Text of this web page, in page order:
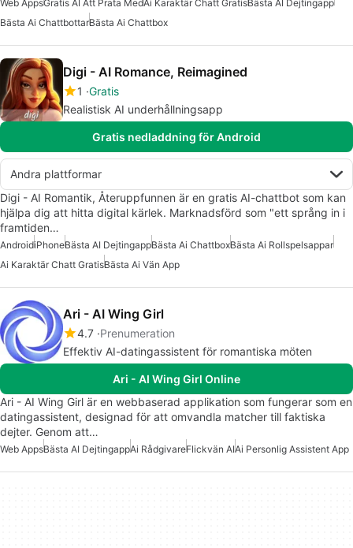
Web AppsGratis AI Att Prata MedAi Karaktär Chatt GratisBästa AI Dejtingapp
Bästa Ai ChattbottarBästa Ai Chattbox
Digi - AI Romance, Reimagined
1 Gratis
Realistisk AI underhållningsapp
Gratis nedladdning för Android
Andra plattformar
Digi - AI Romantik, Återuppfunnen är en gratis AI-chattbot som kan
hjälpa dig att hitta digital kärlek. Marknadsförd som "ett språng in i
framtiden…
AndroidiPhoneBästa AI DejtingappBästa Ai ChattboxBästa Ai Rollspelsappar
Ai Karaktär Chatt GratisBästa Ai Vän App
Ari - AI Wing Girl
4.7 Prenumeration
Effektiv AI-datingassistent för romantiska möten
Ari - AI Wing Girl Online
Ari - AI Wing Girl är en webbaserad applikation som fungerar som en
datingassistent, designad för att omvandla matcher till faktiska
dejter. Genom att…
Web AppsBästa AI DejtingappAi RådgivareFlickvän AIAi Personlig Assistent App